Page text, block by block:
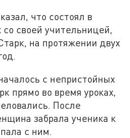
что состоял в
со своей учительницей,
на протяжении двух
с непристойных
прямо во время уроках,
После
забрала ученика к
с ним.